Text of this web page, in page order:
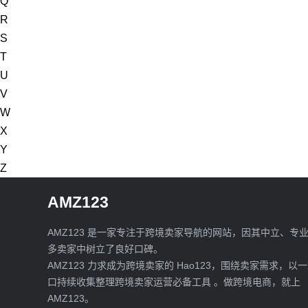
R
S
T
U
V
W
X
Y
Z
AMZ123
AMZ123 是一家专注于跨境卖家导航的网站，因其中立、专
多卖家中树立了良好口碑。
AMZ123 力求成为跨境卖家的 Hao123，围绕卖家需求，以
口持续收集整理跨境卖家运营必备工具 。做跨境电商，就上
AMZ123。